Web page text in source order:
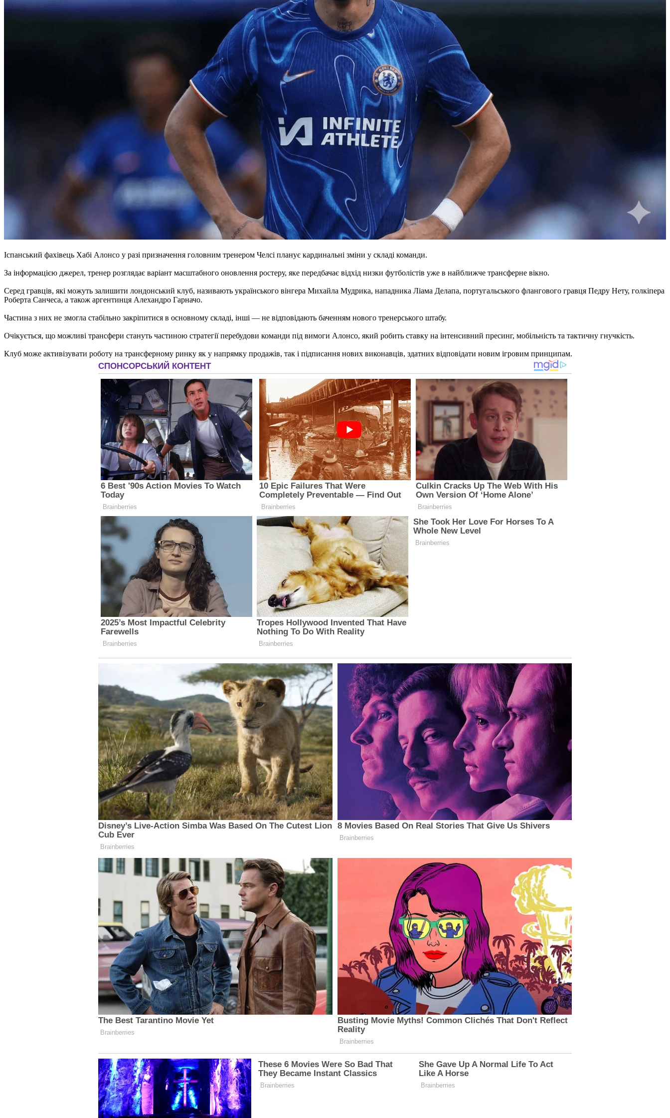
Іспанський фахівець Хабі Алонсо у разі призначення головним тренером Челсі планує кардинальні зміни у складі команди.
За інформацією джерел, тренер розглядає варіант масштабного оновлення ростеру, яке передбачає відхід низки футболістів уже в найближче трансферне вікно.
Серед гравців, які можуть залишити лондонський клуб, називають українського вінгера Михайла Мудрика, нападника Ліама Делапа, португальського флангового гравця Педру Нету, голкіпера
Роберта Санчеса, а також аргентинця Алехандро Гарначо.
Частина з них не змогла стабільно закріпитися в основному складі, інші — не відповідають баченням нового тренерського штабу.
Очікується, що можливі трансфери стануть частиною стратегії перебудови команди під вимоги Алонсо, який робить ставку на інтенсивний пресинг, мобільність та тактичну гнучкість.
Клуб може активізувати роботу на трансферному ринку як у напрямку продажів, так і підписання нових виконавців, здатних відповідати новим ігровим принципам.